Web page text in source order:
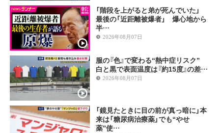
「階段を上がると弟が死んでいた」
最後の「近距離被爆者」 爆心地から
半…
2026年08月07日
服の『色』で変わる“熱中症リスク”
白と黒で表面温度は『約15度』の差…
2026年08月07日
「鏡見たときに目の前が真っ暗に」本
来は「糖尿病治療薬」でも“やせ
薬”使…